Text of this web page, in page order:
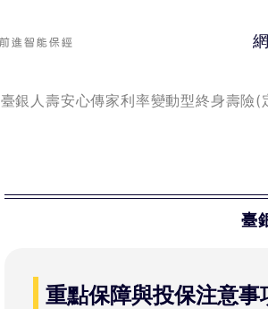
臺銀人壽安心傳家利率變動型終身壽險(
臺
重點保障與投保注意事